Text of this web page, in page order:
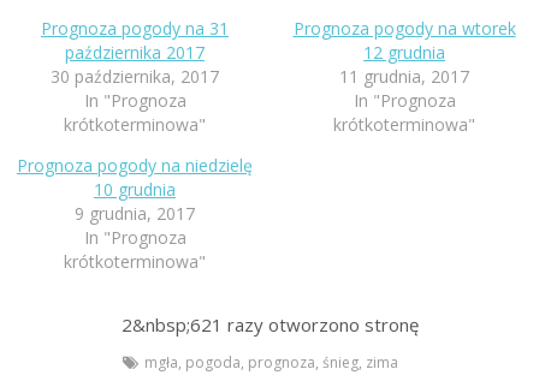
Prognoza pogody na 31
października 2017
30 października, 2017
In "Prognoza
krótkoterminowa"
Prognoza pogody na wtorek
12 grudnia
11 grudnia, 2017
In "Prognoza
krótkoterminowa"
Prognoza pogody na niedzielę
10 grudnia
9 grudnia, 2017
In "Prognoza
krótkoterminowa"
2&nbsp;621 razy otworzono stronę
mgła, pogoda, prognoza, śnieg, zima